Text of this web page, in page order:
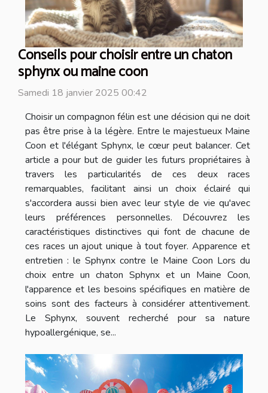
Conseils pour choisir entre un chaton
sphynx ou maine coon
Samedi 18 janvier 2025 00:42
Choisir un compagnon félin est une décision qui ne doit
pas être prise à la légère. Entre le majestueux Maine
Coon et l'élégant Sphynx, le cœur peut balancer. Cet
article a pour but de guider les futurs propriétaires à
travers les particularités de ces deux races
remarquables, facilitant ainsi un choix éclairé qui
s'accordera aussi bien avec leur style de vie qu'avec
leurs préférences personnelles. Découvrez les
caractéristiques distinctives qui font de chacune de
ces races un ajout unique à tout foyer. Apparence et
entretien : le Sphynx contre le Maine Coon Lors du
choix entre un chaton Sphynx et un Maine Coon,
l'apparence et les besoins spécifiques en matière de
soins sont des facteurs à considérer attentivement.
Le Sphynx, souvent recherché pour sa nature
hypoallergénique, se...